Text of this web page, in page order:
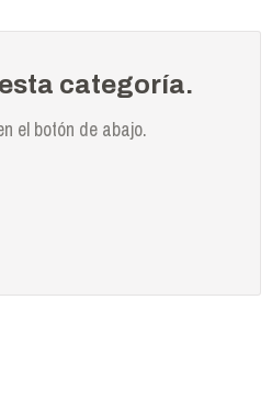
categoría.
el botón de abajo.